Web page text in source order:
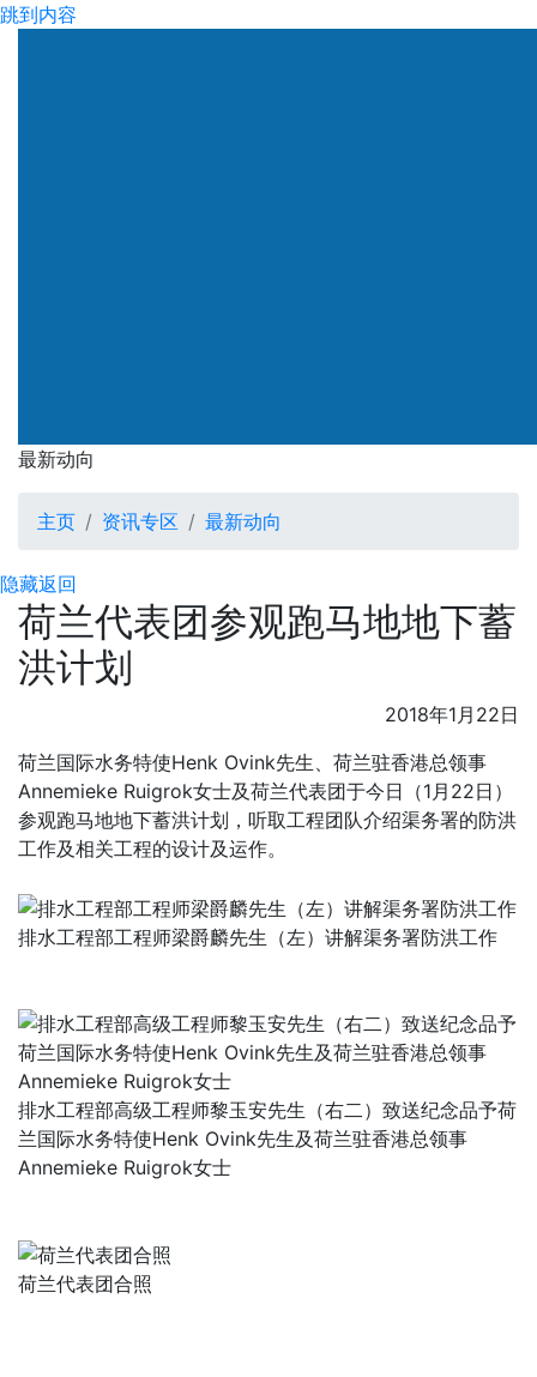
跳到内容
最新动向
最新动向
主页 资讯专区 最新动向
隐藏返回
荷兰代表团参观跑马地地下蓄
洪计划
2018年1月22日
荷兰国际水务特使Henk Ovink先生、荷兰驻香港总领事
Annemieke Ruigrok女士及荷兰代表团于今日（1月22日）
参观跑马地地下蓄洪计划，听取工程团队介绍渠务署的防洪
工作及相关工程的设计及运作。
排水工程部工程师梁爵麟先生（左）讲解渠务署防洪工作
排水工程部高级工程师黎玉安先生（右二）致送纪念品予荷
兰国际水务特使Henk Ovink先生及荷兰驻香港总领事
Annemieke Ruigrok女士
荷兰代表团合照